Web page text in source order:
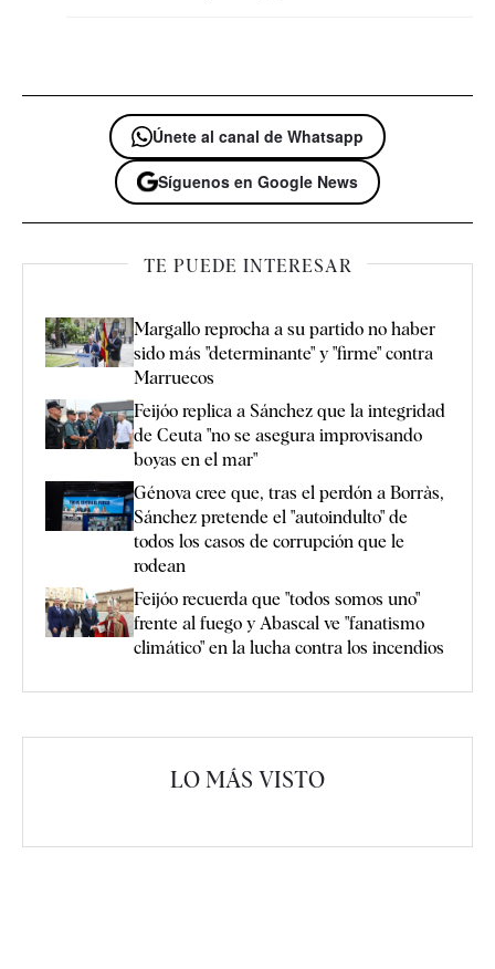
Únete al canal de Whatsapp
Síguenos en Google News
TE PUEDE INTERESAR
Margallo reprocha a su partido no haber
sido más "determinante" y "firme" contra
Marruecos
Feijóo replica a Sánchez que la integridad
de Ceuta "no se asegura improvisando
boyas en el mar"
Génova cree que, tras el perdón a Borràs,
Sánchez pretende el "autoindulto" de
todos los casos de corrupción que le
rodean
Feijóo recuerda que "todos somos uno"
frente al fuego y Abascal ve "fanatismo
climático" en la lucha contra los incendios
LO MÁS VISTO